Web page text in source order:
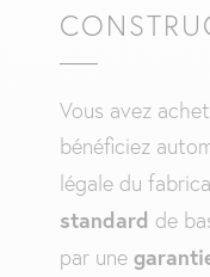
Vous avez
bénéficiez
légale du
standard de
par une